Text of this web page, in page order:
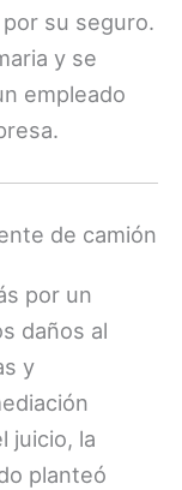
su seguro.
y se
empleado
de camión
por un
daños al
y
juicio, la
planteó